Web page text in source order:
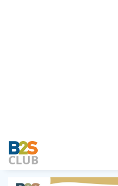
แบบยาวๆ บอกได้เลยว่าคุ้มมากเวอร์